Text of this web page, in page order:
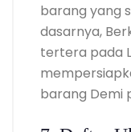
barang yang
dasarnya,
tertera pada
barang Demi